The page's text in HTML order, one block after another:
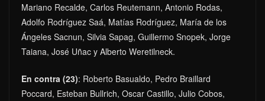
Mariano Recalde, Carlos Reutemann, Antonio Rodas,
Adolfo Rodríguez Saá, Matías Rodríguez, María de los
Ángeles Sacnun, Silvia Sapag, Guillermo Snopek, Jorge
Taiana, José Uñac y Alberto Weretilneck.
En contra (23): Roberto Basualdo, Pedro Braillard
Poccard, Esteban Bullrich, Oscar Castillo, Julio Cobos,